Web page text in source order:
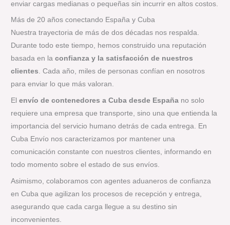
enviar cargas medianas o pequeñas sin incurrir en altos costos.
Más de 20 años conectando España y Cuba
Nuestra trayectoria de más de dos décadas nos respalda.
Durante todo este tiempo, hemos construido una reputación
basada en laconfianza y la satisfacción de nuestros
clientes. Cada año, miles de personas confían en nosotros
para enviar lo que más valoran.
Elenvío de contenedores a Cuba desde España no solo
requiere una empresa que transporte, sino una que entienda la
importancia del servicio humano detrás de cada entrega. En
Cuba Envío nos caracterizamos por mantener una
comunicación constante con nuestros clientes, informando en
todo momento sobre el estado de sus envíos.
Asimismo, colaboramos con agentes aduaneros de confianza
en Cuba que agilizan los procesos de recepción y entrega,
asegurando que cada carga llegue a su destino sin
inconvenientes.